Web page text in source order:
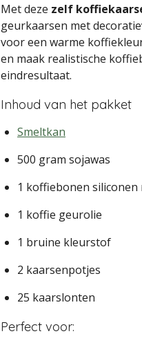
Met deze zelf
geurkaarsen met
voor een warme
en maak realistische
eindresultaat.
Inhoud van het pakket
Smeltkan
500 gram sojawas
1 koffiebonen siliconen
1 koffie geurolie
1 bruine kleurstof
2 kaarsenpotjes
25 kaarslonten
Perfect voor: